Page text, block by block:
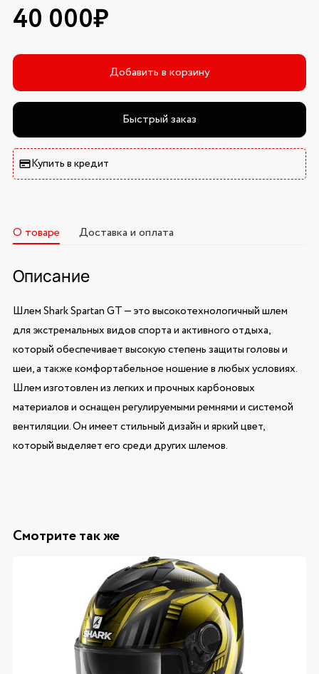
40 000₽
Добавить в корзину
Быстрый заказ
Купить в кредит
О товаре Доставка и оплата
Описание
Шлем Shark Spartan GT — это высокотехнологичный шлем
для экстремальных видов спорта и активного отдыха,
который обеспечивает высокую степень защиты головы и
шеи, а также комфортабельное ношение в любых условиях.
Шлем изготовлен из легких и прочных карбоновых
материалов и оснащен регулируемыми ремнями и системой
вентиляции. Он имеет стильный дизайн и яркий цвет,
который выделяет его среди других шлемов.
Смотрите так же